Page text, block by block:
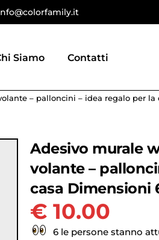
Siamo Contatti
– palloncini – idea regalo per
Adesivo murale
volante –
casa Dimensioni
€ 10.00
6 le persone stanno